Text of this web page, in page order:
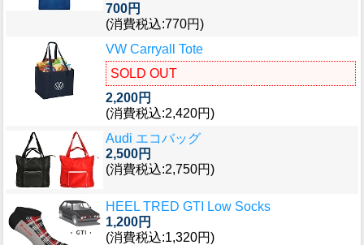
700円
(消費税込:770円)
VW Carryall Tote
SOLD OUT
2,200円
(消費税込:2,420円)
Audi エコバッグ
2,500円
(消費税込:2,750円)
HEEL TRED GTI Low Socks
1,200円
(消費税込:1,320円)